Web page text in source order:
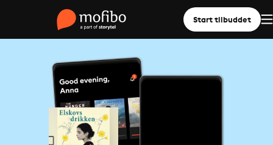
Start tilbuddet